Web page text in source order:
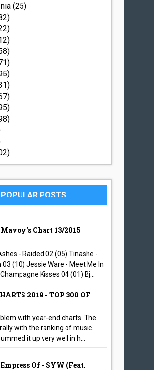
(25)
POPULAR POSTS
Mavoy's Chart 13/2015
- Raided 02 (05) Tinashe -
03 (10) Jessie Ware - Meet Me In
Kisses 04 (01) Bj...
2019 - TOP 300 OF
with year-end charts. The
with the ranking of music.
it up very well in h...
Empress Of - SYW (feat.